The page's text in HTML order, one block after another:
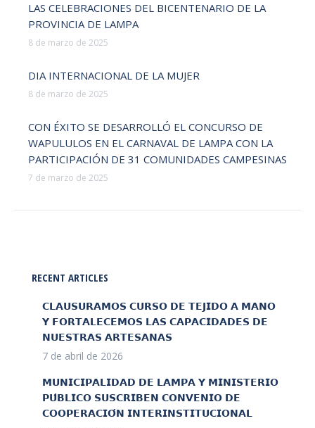
LAS CELEBRACIONES DEL BICENTENARIO DE LA
PROVINCIA DE LAMPA
8 de marzo de 2025
DIA INTERNACIONAL DE LA MUJER
8 de marzo de 2025
CON ÉXITO SE DESARROLLÓ EL CONCURSO DE
WAPULULOS EN EL CARNAVAL DE LAMPA CON LA
PARTICIPACIÓN DE 31 COMUNIDADES CAMPESINAS
7 de marzo de 2025
RECENT ARTICLES
𝗖𝗟𝗔𝗨𝗦𝗨𝗥𝗔𝗠𝗢𝗦 𝗖𝗨𝗥𝗦𝗢 𝗗𝗘 𝗧𝗘𝗝𝗜𝗗𝗢 𝗔 𝗠𝗔𝗡𝗢
𝗬 𝗙𝗢𝗥𝗧𝗔𝗟𝗘𝗖𝗘𝗠𝗢𝗦 𝗟𝗔𝗦 𝗖𝗔𝗣𝗔𝗖𝗜𝗗𝗔𝗗𝗘𝗦 𝗗𝗘
𝗡𝗨𝗘𝗦𝗧𝗥𝗔𝗦 𝗔𝗥𝗧𝗘𝗦𝗔𝗡𝗔𝗦
7 de abril de 2026
𝗠𝗨𝗡𝗜𝗖𝗜𝗣𝗔𝗟𝗜𝗗𝗔𝗗 𝗗𝗘 𝗟𝗔𝗠𝗣𝗔 𝗬 𝗠𝗜𝗡𝗜𝗦𝗧𝗘𝗥𝗜𝗢
𝗣𝗨́𝗕𝗟𝗜𝗖𝗢 𝗦𝗨𝗦𝗖𝗥𝗜𝗕𝗘𝗡 𝗖𝗢𝗡𝗩𝗘𝗡𝗜𝗢 𝗗𝗘
𝗖𝗢𝗢𝗣𝗘𝗥𝗔𝗖𝗜𝗢́𝗡 𝗜𝗡𝗧𝗘𝗥𝗜𝗡𝗦𝗧𝗜𝗧𝗨𝗖𝗜𝗢𝗡𝗔𝗟